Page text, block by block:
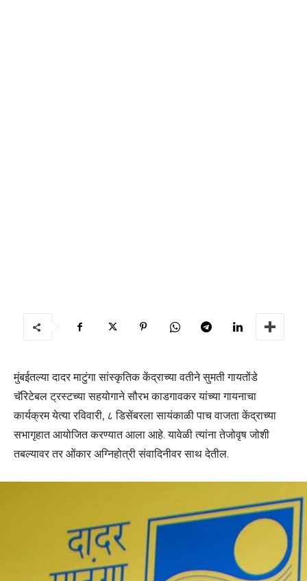
मुंबईतल्या दादर माटुंगा सांस्कृतिक केंद्राच्या वतीने सुमती गायतोंडे
चॅरिटेबल ट्रस्टच्या सहयोगाने सौरभ काडगावकर यांच्या गायनाचा
कार्यक्रम येत्या रविवारी, ८ डिसेंबरला सायंकाळी पाच वाजता केंद्राच्या
सभागृहात आयोजित करण्यात आला आहे. यावेळी त्यांना तेजोवृष जोशी
तबल्यावर तर ओंकार अग्निहोत्री संवादिनीवर साथ देतील.